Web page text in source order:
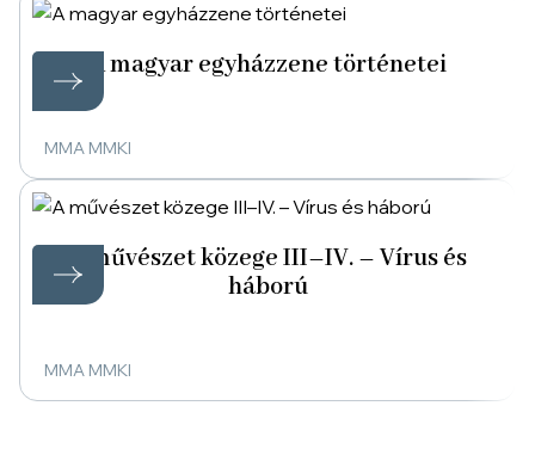
A magyar egyházzene történetei
MMA MMKI
A művészet közege III–IV. – Vírus és
háború
MMA MMKI